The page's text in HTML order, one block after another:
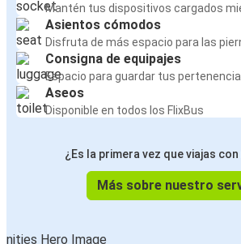
Mantén tus dispositivos cargados
Asientos cómodos
Disfruta de más espacio para las
Consigna de equipajes
Espacio para guardar tus
Aseos
Disponible en todos los FlixBus
¿Es la primera vez que viajas
Más sobre nuestro